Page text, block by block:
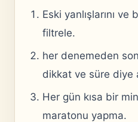
Eski yanlışlarını ve
filtrele.
her denemeden
dikkat ve süre diye
Her gün kısa bir
maratonu yapma.